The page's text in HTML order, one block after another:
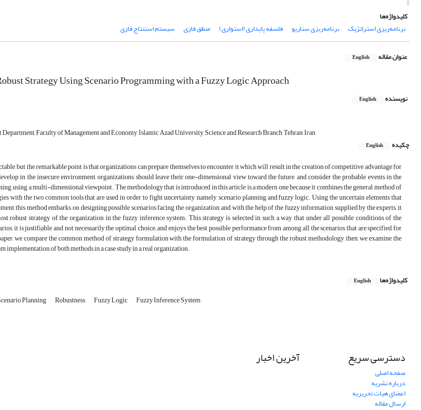
کلیدواژه‌ها
برنامه‌ریزی استراتژیک
برنامه‌ریزی سناریو فلسفه پایداری (استواری) منطق فازی سیستم استنتاج فازی
عنوان مقاله English
Strategy Using Scenario Programming with a Fuzzy Logic Approach
نویسنده English
Faculty of Management and Economy, Islamic Azad University, Science and Research Branch, Tehran, Iran
چکیده
English
but the remarkable point is that organizations can prepare themselves to encounter it which will result in the creation of competitive advantage for
in the insecure environment, organizations should leave their one-dimensional view toward the future, and consider the probable events in the
using a multi-dimensional viewpoint. The methodology that is introduced in this article is a modern one because it combines the general method of
with the two common tools that are used in order to fight uncertainty, namely, scenario planning and fuzzy logic. Using the uncertain elements that
this method embarks on designing possible scenarios facing the organization, and with the help of the fuzzy information supplied by the experts, it
robust strategy of the organization in the fuzzy inference system. This strategy is selected in such a way that under all possible conditions of the
it is justifiable and not necessarily the optimal choice; and enjoys the best possible performance from among all the scenarios that are specified for
we compare the common method of strategy formulation with the formulation of strategy through the robust methodology, then, we examine the
implementation of both methods in a case study in a real organization.
کلیدواژه‌ها English
Planning Robustness Fuzzy Logic Fuzzy Inference System
دسترسی سریع
صفحه اصلی
درباره نشریه
اعضای هیات تحریریه
ارسال مقاله
آخرین اخبار